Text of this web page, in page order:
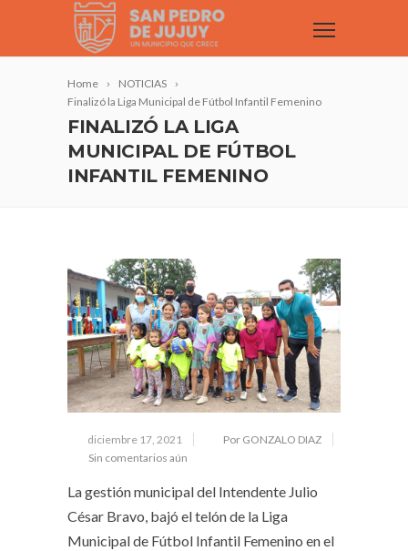
Home
NOTICIAS
Finalizó la Liga Municipal de Fútbol Infantil Femenino
FINALIZÓ LA LIGA
MUNICIPAL DE FÚTBOL
INFANTIL FEMENINO
diciembre 17, 2021
Por GONZALO DIAZ
Sin comentarios aún
La gestión municipal del Intendente Julio
César Bravo, bajó el telón de la Liga
Municipal de Fútbol Infantil Femenino en el